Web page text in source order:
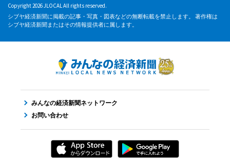
Copyright 2026 JLOCAL All rights reserved.
シブヤ経済新聞に掲載の記事・写真・図表などの無断転載を禁止します。 著作権は
シブヤ経済新聞またはその情報提供者に属します。
みんなの経済新聞ネットワーク
お問い合わせ